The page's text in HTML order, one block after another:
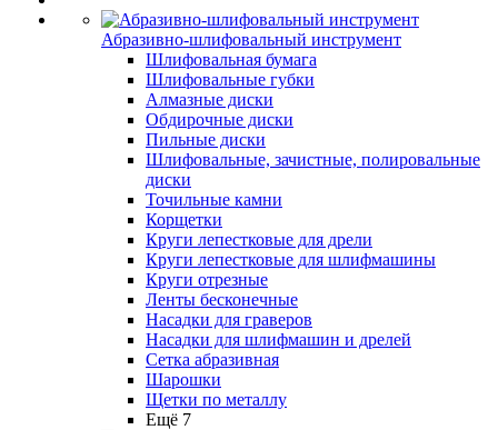
Абразивно-шлифовальный инструмент
Шлифовальная бумага
Шлифовальные губки
Алмазные диски
Обдирочные диски
Пильные диски
Шлифовальные, зачистные, полировальные
диски
Точильные камни
Корщетки
Круги лепестковые для дрели
Круги лепестковые для шлифмашины
Круги отрезные
Ленты бесконечные
Насадки для граверов
Насадки для шлифмашин и дрелей
Сетка абразивная
Шарошки
Щетки по металлу
Ещё 7